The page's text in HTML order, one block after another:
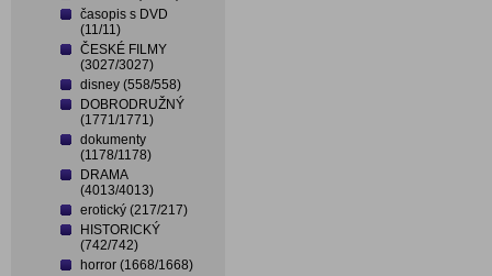
časopis s DVD
(11/11)
ČESKÉ FILMY
(3027/3027)
disney (558/558)
DOBRODRUŽNÝ
(1771/1771)
dokumenty
(1178/1178)
DRAMA
(4013/4013)
erotický (217/217)
HISTORICKÝ
(742/742)
horror (1668/1668)